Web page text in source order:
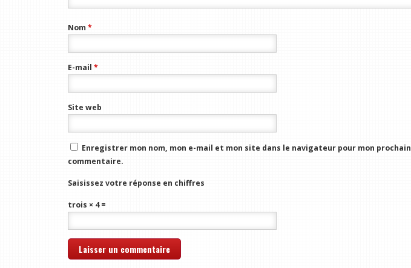
Nom*
E-mail *
Site web
Enregistrer mon nom, mon e-mail et mon site dans le navigateur pour mon prochain
commentaire.
Saisissez votre réponse en chiffres
trois × 4 =